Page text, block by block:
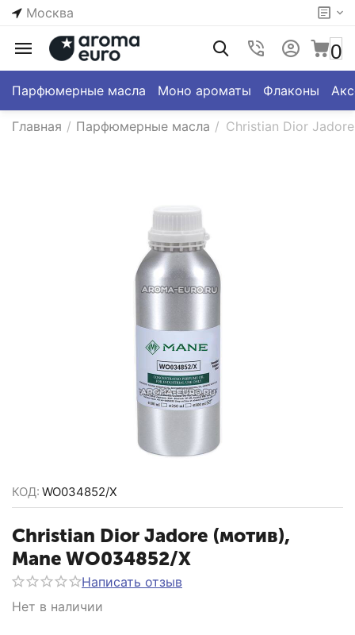
Москва
0
Парфюмерные масла Моно ароматы Флаконы
Главная / Парфюмерные масла / Christian Dior
КОД: WO034852/X
Christian Dior Jadore (мотив),
Mane WO034852/X
Написать отзыв
Нет в наличии